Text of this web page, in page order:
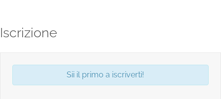
Iscrizione
Sii il primo a iscriverti!